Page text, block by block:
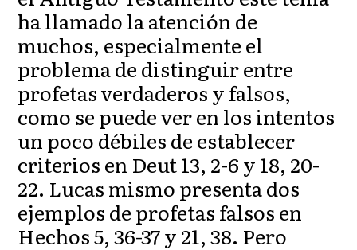
ha llamado la atención de
muchos, especialmente el
problema de distinguir entre
profetas verdaderos y falsos,
como se puede ver en los intentos
un poco débiles de establecer
criterios en Deut 13, 2-6 y 18, 20-
22. Lucas mismo presenta dos
ejemplos de profetas falsos en
Hechos 5, 36-37 y 21, 38. Pero